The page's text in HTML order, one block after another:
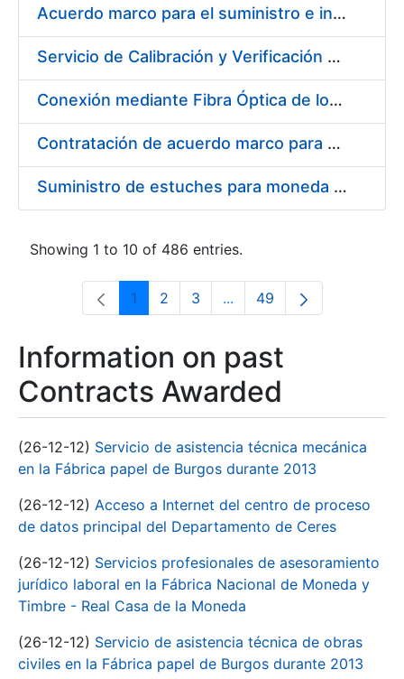
Acuerdo marco para el suministro e instalación de persianas, estores y otros complementos
Servicio de Calibración y Verificación Externa de los Equipos de Medición del Servicio de Prevención de la FNMT-RCM
Conexión mediante Fibra Óptica de los Centros de Proceso de Datos (CPDs) de las sedes de la FNMT-RCM de Burgos y Madrid
Contratación de acuerdo marco para el Suministro de Material de Electricidad para la Fábrica Nacional de Moneda y Timbre-Real Casa de la Moneda en su centro de trabajo de Burgos
Suministro de estuches para moneda de 30 €
Showing 1 to 10 of 486 entries.
Page
1 Page
2 Page
3 ...Intermediate Pages Use
Page
49
Information on past
Contracts Awarded
(26-12-12) Servicio de asistencia técnica mecánica
en la Fábrica papel de Burgos durante 2013
(26-12-12) Acceso a Internet del centro de proceso
de datos principal del Departamento de Ceres
(26-12-12) Servicios profesionales de asesoramiento
jurídico laboral en la Fábrica Nacional de Moneda y
Timbre - Real Casa de la Moneda
(26-12-12) Servicio de asistencia técnica de obras
civiles en la Fábrica papel de Burgos durante 2013